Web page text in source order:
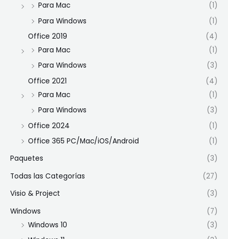
Para Mac
(1)
Para Windows
(1)
Office 2019
(4)
Para Mac
(1)
Para Windows
(3)
Office 2021
(4)
Para Mac
(1)
Para Windows
(3)
Office 2024
(1)
Office 365 PC/Mac/iOS/Android
(1)
Paquetes
(3)
Todas las Categorías
(27)
Visio & Project
(3)
Windows
(7)
Windows 10
(3)